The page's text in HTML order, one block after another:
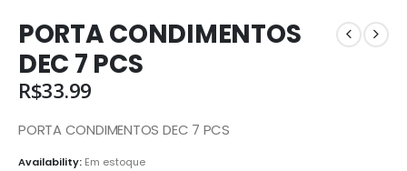
PORTA CONDIMENTOS
DEC 7 PCS
R$33.99
PORTA CONDIMENTOS DEC 7 PCS
Availability: Em estoque